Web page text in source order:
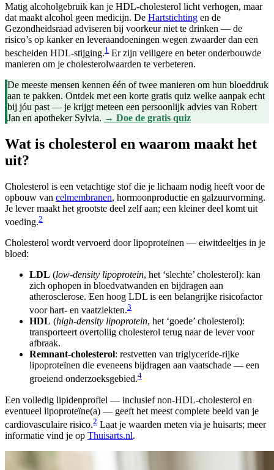
Matig alcoholgebruik kan je HDL-cholesterol licht verhogen, maar
dat maakt alcohol geen medicijn. De Hartstichting en de
Gezondheidsraad adviseren bij voorkeur niet te drinken — de
risico’s op kanker en leveraandoeningen wegen zwaarder dan een
bescheiden HDL-stijging.1 Er zijn veiligere en beter onderbouwde
manieren om je cholesterolwaarden te verbeteren.
De meeste mensen kennen één of twee manieren om hun bloeddruk
aan te pakken. Ontdek met een korte gratis quiz welke aanpak echt
bij jóu past — je krijgt meteen een persoonlijk advies van Robert
Jan en apotheker Sylvia. → Doe de gratis quiz
Wat is cholesterol en waarom maakt het
uit?
Cholesterol is een vetachtige stof die je lichaam nodig heeft voor de
opbouw van celmembranen, hormoonproductie en galzuurvorming.
Je lever maakt het grootste deel zelf aan; een kleiner deel komt uit
voeding.2
Cholesterol wordt vervoerd door lipoproteïnen — eiwitdeeltjes in je
bloed:
LDL (low-density lipoprotein, het ‘slechte’ cholesterol): kan
zich ophopen in bloedvatwanden en bijdragen aan
atherosclerose. Een hoog LDL is een belangrijke risicofactor
voor hart- en vaatziekten.3
HDL (high-density lipoprotein, het ‘goede’ cholesterol):
transporteert overtollig cholesterol terug naar de lever voor
afbraak.
Remnant-cholesterol: restvetten van triglyceride-rijke
lipoproteïnen die eveneens bijdragen aan vaatschade — een
groeiend onderzoeksgebied.4
Een volledig lipidenprofiel — inclusief non-HDL-cholesterol en
eventueel lipoproteïne(a) — geeft het meest complete beeld van je
cardiovasculaire risico.2 Laat je waarden meten via je huisarts; meer
informatie vind je op Thuisarts.nl.